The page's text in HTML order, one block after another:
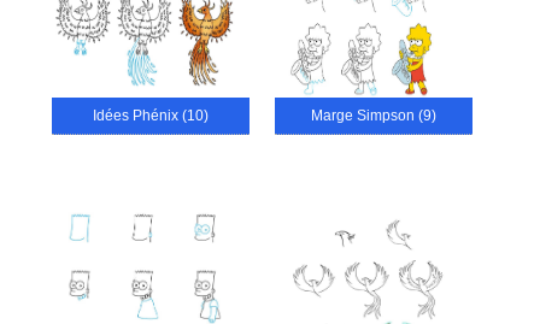
Idées Phénix (10) Marge Simpson (9)